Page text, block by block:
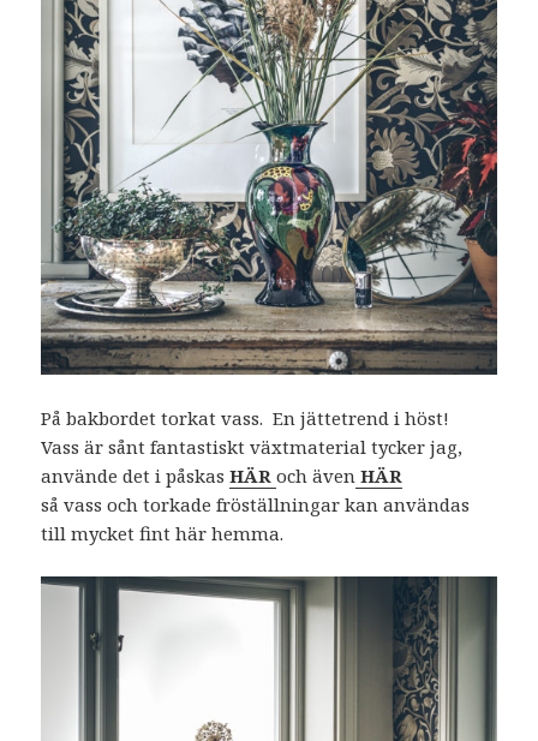
På bakbordet torkat vass. En jättetrend i höst!
Vass är sånt fantastiskt växtmaterial tycker jag,
använde det i påskas HÄRoch även HÄR
så vass och torkade fröställningar kan användas
till mycket fint här hemma.